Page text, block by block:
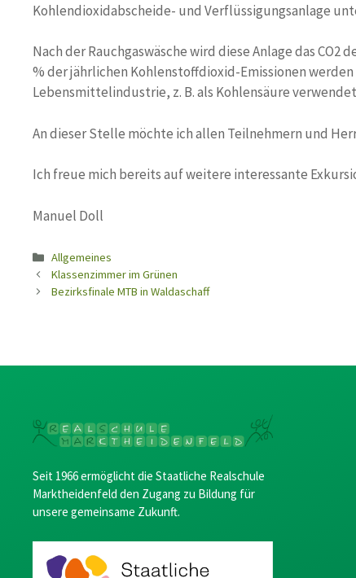
Kohlendioxidabscheide- und Verflüssigungsanlage
Nach der Rauchgaswäsche wird diese Anlage das
% der jährlichen Kohlenstoffdioxid-Emissionen
Lebensmittelindustrie, z. B. als Kohlensäure
An dieser Stelle möchte ich allen Teilnehmern und
Ich freue mich bereits auf weitere interessante
Manuel Doll
Kategorien
Allgemeines
Klassenzimmer im Grünen
Bezirksfinale MTB in Waldaschaff
Seit 1966 ermöglicht die Staatliche Realschule
Marktheidenfeld den Zugang zu Bildung für
unsere gemeinsame Zukunft.